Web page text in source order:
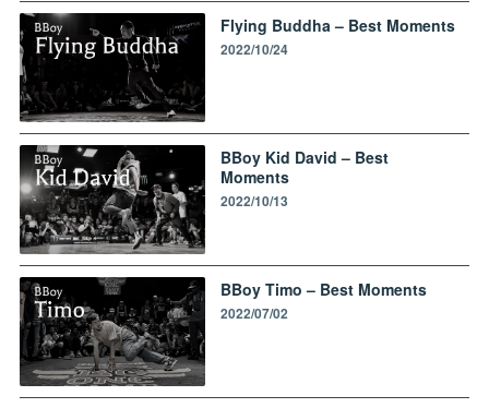
Flying Buddha – Best Moments
2022/10/24
BBoy Kid David – Best
Moments
2022/10/13
BBoy Timo – Best Moments
2022/07/02